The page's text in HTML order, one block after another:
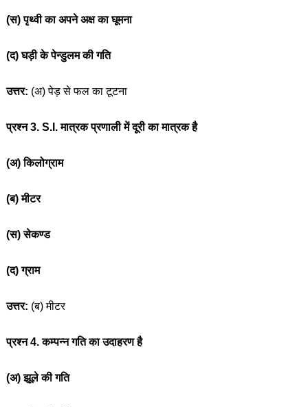
(स) पृथ्वी का अपने अक्ष का घूमना
(द) घड़ी के पेन्डुलम की गति
उत्तर: (अ) पेड़ से फल का टूटना
प्रश्न 3. S.I. मात्रक प्रणाली में दूरी का मात्रक है
(अ) किलोग्राम
(ब) मीटर
(स) सेकण्ड
(द) ग्राम
उत्तर: (ब) मीटर
प्रश्न 4. कम्पन्न गति का उदाहरण है
(अ) झूले की गति